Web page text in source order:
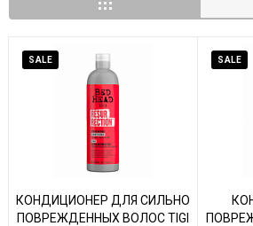
SALE
КОНДИЦИОНЕР ДЛЯ СИЛЬНО
ПОВРЕЖДЕННЫХ ВОЛОС TIGI
SALE